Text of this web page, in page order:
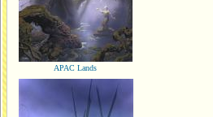
APAC Lands